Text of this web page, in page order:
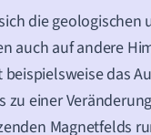
die geologischen
auch auf andere
das
einer
Magnetfelds